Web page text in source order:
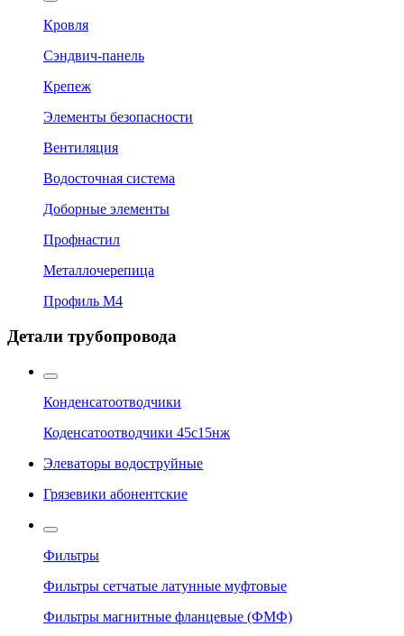
Кровля
Сэндвич-панель
Крепеж
Элементы безопасности
Вентиляция
Водосточная система
Доборные элементы
Профнастил
Металлочерепица
Профиль М4
Детали трубопровода
Конденсатоотводчики
Коденсатоотводчики 45с15нж
Элеваторы водоструйные
Грязевики абонентские
Фильтры
Фильтры сетчатые латунные муфтовые
Фильтры магнитные фланцевые (ФМФ)